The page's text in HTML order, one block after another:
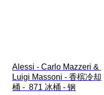
Alessi - Carlo Mazzeri &
Luigi Massoni - 香槟冷却
桶 -  871 冰桶 - 钢